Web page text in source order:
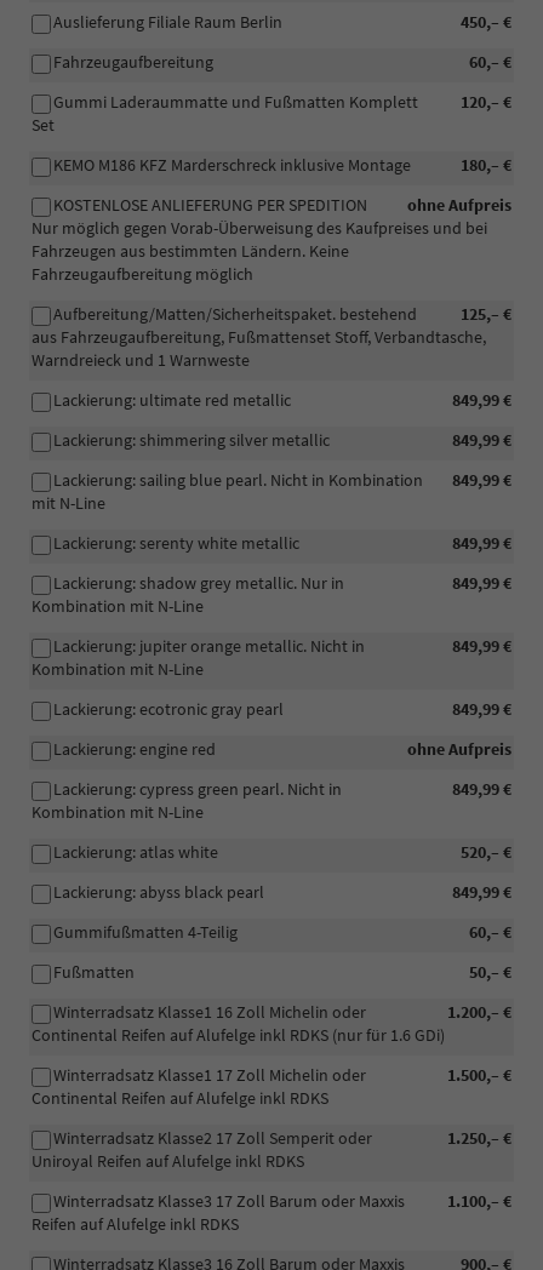
450,– €
Auslieferung Filiale Raum Berlin
60,– €
Fahrzeugaufbereitung
120,– €
Gummi Laderaummatte und Fußmatten Komplett
Set
180,– €
KEMO M186 KFZ Marderschreck inklusive Montage
ohne Aufpreis
KOSTENLOSE ANLIEFERUNG PER SPEDITION
Nur möglich gegen Vorab-Überweisung des Kaufpreises und bei
Fahrzeugen aus bestimmten Ländern. Keine
Fahrzeugaufbereitung möglich
125,– €
Aufbereitung/Matten/Sicherheitspaket. bestehend
aus Fahrzeugaufbereitung, Fußmattenset Stoff, Verbandtasche,
Warndreieck und 1 Warnweste
849,99 €
Lackierung: ultimate red metallic
849,99 €
Lackierung: shimmering silver metallic
849,99 €
Lackierung: sailing blue pearl. Nicht in Kombination
mit N-Line
849,99 €
Lackierung: serenty white metallic
849,99 €
Lackierung: shadow grey metallic. Nur in
Kombination mit N-Line
849,99 €
Lackierung: jupiter orange metallic. Nicht in
Kombination mit N-Line
849,99 €
Lackierung: ecotronic gray pearl
ohne Aufpreis
Lackierung: engine red
849,99 €
Lackierung: cypress green pearl. Nicht in
Kombination mit N-Line
520,– €
Lackierung: atlas white
849,99 €
Lackierung: abyss black pearl
60,– €
Gummifußmatten 4-Teilig
50,– €
Fußmatten
1.200,– €
Winterradsatz Klasse1 16 Zoll Michelin oder
Continental Reifen auf Alufelge inkl RDKS (nur für 1.6 GDi)
1.500,– €
Winterradsatz Klasse1 17 Zoll Michelin oder
Continental Reifen auf Alufelge inkl RDKS
1.250,– €
Winterradsatz Klasse2 17 Zoll Semperit oder
Uniroyal Reifen auf Alufelge inkl RDKS
1.100,– €
Winterradsatz Klasse3 17 Zoll Barum oder Maxxis
Reifen auf Alufelge inkl RDKS
900,– €
Winterradsatz Klasse3 16 Zoll Barum oder Maxxis